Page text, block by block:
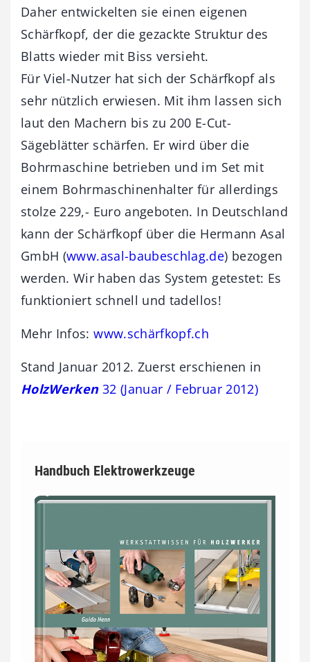
Daher entwickelten sie einen eigenen
Schärfkopf, der die gezackte Struktur des
Blatts wieder mit Biss versieht.
Für Viel-Nutzer hat sich der Schärfkopf als
sehr nützlich erwiesen. Mit ihm lassen sich
laut den Machern bis zu 200 E-Cut-
Sägeblätter schärfen. Er wird über die
Bohrmaschine betrieben und im Set mit
einem Bohrmaschinenhalter für allerdings
stolze 229,- Euro angeboten. In Deutschland
kann der Schärfkopf über die Hermann Asal
GmbH (www.asal-baubeschlag.de) bezogen
werden. Wir haben das System getestet: Es
funktioniert schnell und tadellos!
Mehr Infos:www.schärfkopf.ch
Stand Januar 2012. Zuerst erschienen in
HolzWerken32 (Januar / Februar 2012)
Handbuch Elektrowerkzeuge